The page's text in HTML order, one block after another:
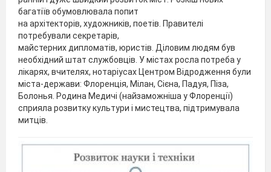
багатіїв обумовлювала попит
на архітекторів, художників, поетів. Правителі
потребували секретарів,
майстерних дипломатів, юристів. Діловим людям був
необхідний штат службовців. У містах росла потреба у
лікарях, вчителях, нотаріусах Центром Відродження були
міста-держави: Флоренція, Мілан, Сієна, Падуя, Піза,
Болонья. Родина Медичі (найзаможніша у Флоренції)
сприяла розвитку культури і мистецтва, підтримувала
митців.